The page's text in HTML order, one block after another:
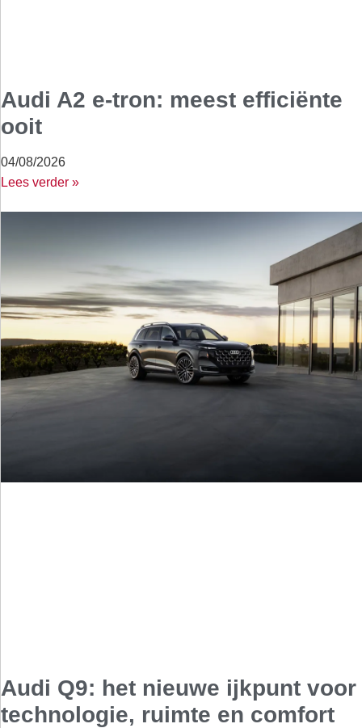
Audi A2 e-tron: meest efficiënte
ooit
04/08/2026
Lees verder »
Audi Q9: het nieuwe ijkpunt voor
technologie, ruimte en comfort